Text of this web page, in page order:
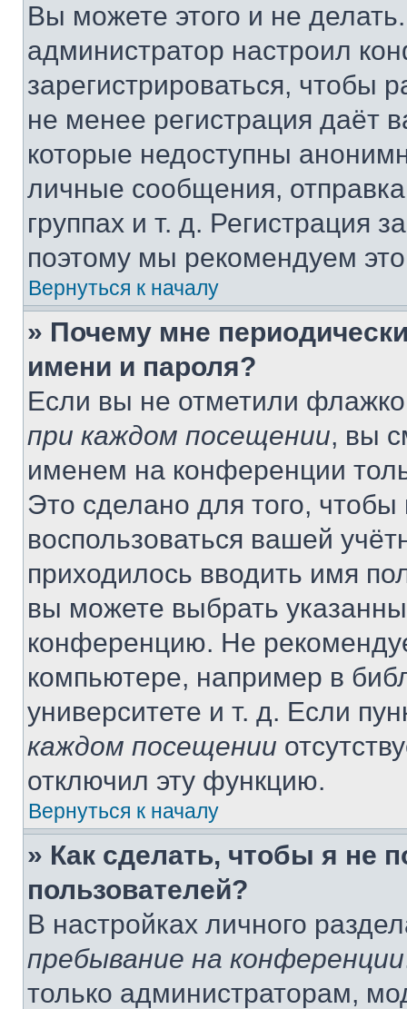
Вы можете этого и не
администратор настроил
зарегистрироваться, чтобы
не менее регистрация даёт
которые недоступны
личные сообщения,
группах и т. д. Регистрация
поэтому мы рекомендуем
Вернуться к началу
» Почему мне
имени и пароля?
Если вы не отметили
при каждом посещении, вы
именем на конференции
Это сделано для того, чтобы
воспользоваться вашей
приходилось вводить имя
вы можете выбрать
конференцию. Не
компьютере, например в
университете и т. д. Если
каждом посещении
отключил эту функцию.
Вернуться к началу
» Как сделать, чтобы я не
пользователей?
В настройках личного
пребывание на конференции
только администраторам,